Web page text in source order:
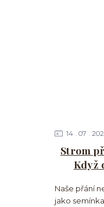
Strom
Když
14 07
Naše přání
jako